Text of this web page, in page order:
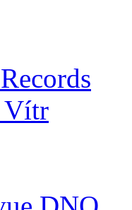
Vítr